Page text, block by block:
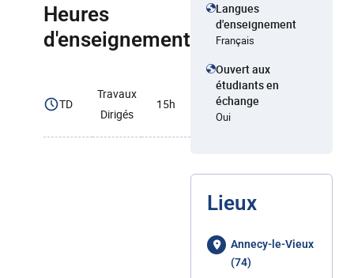
Heures
d'enseignement
TD
Travaux
Dirigés
15h
Langues
d'enseignement
Français
Ouvert aux
étudiants en
échange
Oui
Lieux
Annecy-le-Vieux
(74)